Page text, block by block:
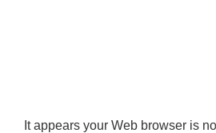
It appears your Web browser is